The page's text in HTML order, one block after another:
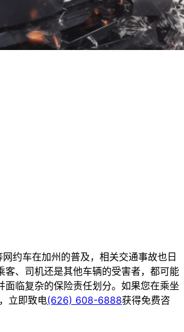
约车在加州的普及，相关交通事故也日
客、司机还是其他车辆的受害者，都可能
面临复杂的保险责任划分。如果您在乘坐
立即致电(626) 608-6888获得免费咨